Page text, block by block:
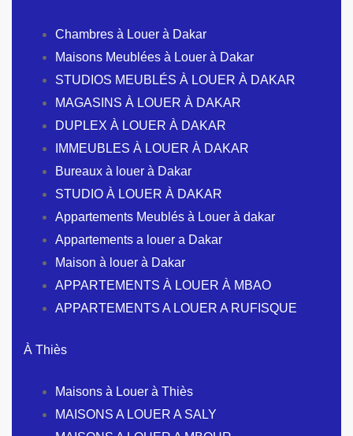
Chambres à Louer à Dakar
Maisons Meublées à Louer à Dakar
STUDIOS MEUBLÉS À LOUER À DAKAR
MAGASINS À LOUER À DAKAR
DUPLEX À LOUER À DAKAR
IMMEUBLES À LOUER À DAKAR
Bureaux à louer à Dakar
STUDIO À LOUER À DAKAR
Appartements Meublés à Louer à dakar
Appartements a louer a Dakar
Maison à louer à Dakar
APPARTEMENTS À LOUER À MBAO
APPARTEMENTS A LOUER A RUFISQUE
À Thiès
Maisons à Louer à Thiès
MAISONS A LOUER A SALY